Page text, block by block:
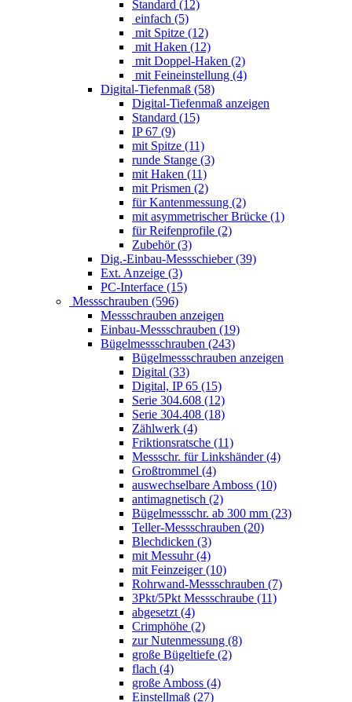
Standard (12)
einfach (5)
mit Spitze (12)
mit Haken (12)
mit Doppel-Haken (2)
mit Feineinstellung (4)
Digital-Tiefenmaß (58)
Digital-Tiefenmaß anzeigen
Standard (15)
IP 67 (9)
mit Spitze (11)
runde Stange (3)
mit Haken (11)
mit Prismen (2)
für Kantenmessung (2)
mit asymmetrischer Brücke (1)
für Reifenprofile (2)
Zubehör (3)
Dig.-Einbau-Messschieber (39)
Ext. Anzeige (3)
PC-Interface (15)
Messschrauben (596)
Messschrauben anzeigen
Einbau-Messschrauben (19)
Bügelmessschrauben (243)
Bügelmessschrauben anzeigen
Digital (33)
Digital, IP 65 (15)
Serie 304.608 (12)
Serie 304.408 (18)
Zählwerk (4)
Friktionsratsche (11)
Messschr. für Linkshänder (4)
Großtrommel (4)
auswechselbare Amboss (10)
antimagnetisch (2)
Bügelmessschr. ab 300 mm (23)
Teller-Messschrauben (20)
Blechdicken (3)
mit Messuhr (4)
mit Feinzeiger (10)
Rohrwand-Messschrauben (7)
3Pkt/5Pkt Messschraube (11)
abgesetzt (4)
Crimphöhe (2)
zur Nutenmessung (8)
große Bügeltiefe (2)
flach (4)
große Amboss (4)
Einstellmaß (27)